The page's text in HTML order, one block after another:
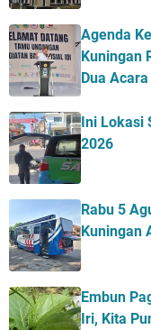
Agenda
Kuningan
Dua Acara
Ini Lokasi
2026
Rabu 5
Kuningan
Embun
Iri, Kita